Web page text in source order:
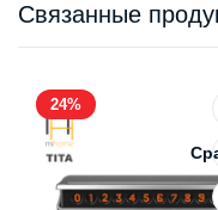
Связанные
24%